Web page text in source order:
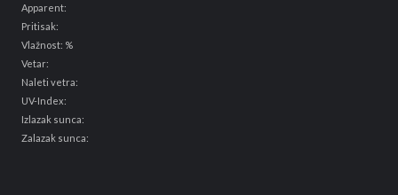
Apparent:
Pritisak:
Vlažnost: %
Vetar:
Naleti vetra:
UV-Index:
Izlazak sunca:
Zalazak sunca: